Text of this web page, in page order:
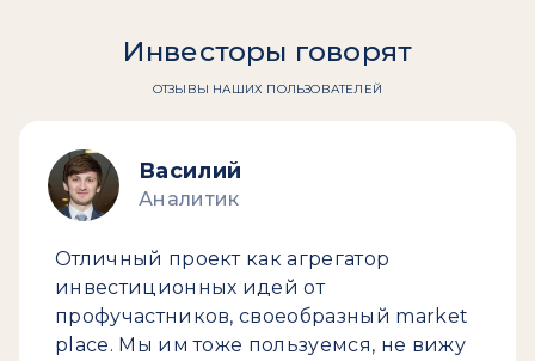
Инвесторы говорят
ОТЗЫВЫ НАШИХ ПОЛЬЗОВАТЕЛЕЙ
Василий
Аналитик
Отличный проект как агрегатор
инвестиционных идей от
профучастников, своеобразный market
place. Мы им тоже пользуемся, не вижу